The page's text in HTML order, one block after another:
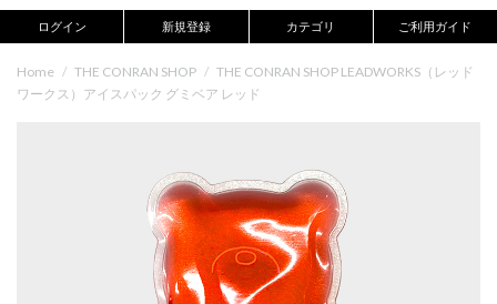
ログイン 新規登録 カテゴリ ご利用ガイド
Home / THE CONRAN SHOP / THE CONRAN SHOP LEADWORKS（レッド
ワークス）アイスパック グミベア レッド